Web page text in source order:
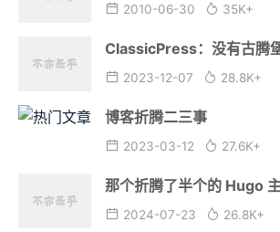
2010-06-30 35K+
ClassicPress：没有古腾
2023-12-07 28.8K+
博客折腾二三事
2023-03-12 27.6K+
那个折腾了半个的 Hugo
2024-07-23 26.8K+